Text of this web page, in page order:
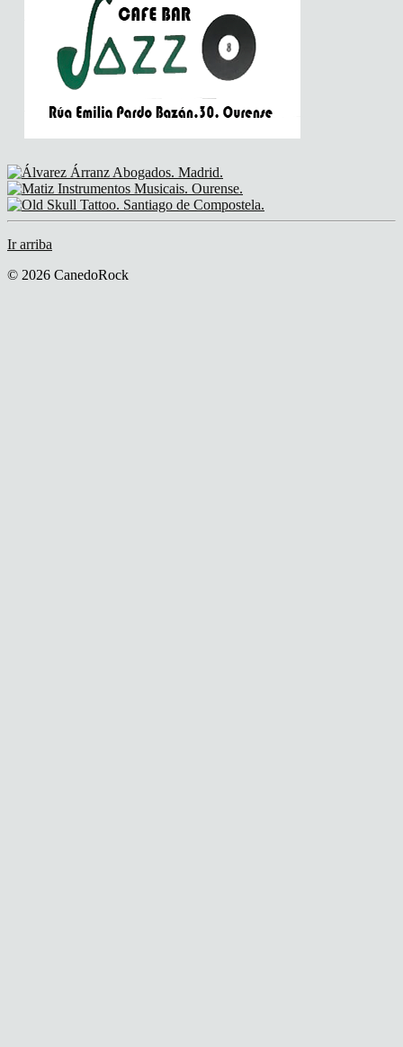
Ir arriba
© 2026 CanedoRock